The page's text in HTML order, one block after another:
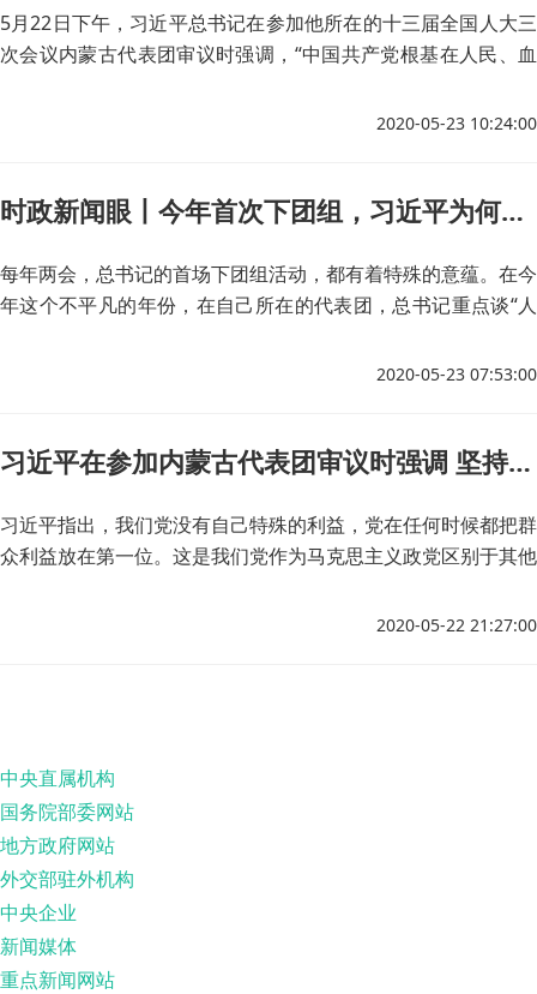
5月22日下午，习近平总书记在参加他所在的十三届全国人大三
次会议内蒙古代表团审议时强调，“中国共产党根基在人民、血
2020-05-23 10:24:00
时政新闻眼丨今年首次下团组，习近平为何重点谈这个话题
每年两会，总书记的首场下团组活动，都有着特殊的意蕴。在今
年这个不平凡的年份，在自己所在的代表团，总书记重点谈“人
心连心。面对挑战、面对使命，唯有心怀人民，方能不负人民。
2020-05-23 07:53:00
习近平在参加内蒙古代表团审议时强调 坚持人民至上 不断造福人民 把以人民为中心的发展思想落实到各项决策部署和实际工作之中
习近平指出，我们党没有自己特殊的利益，党在任何时候都把群
众利益放在第一位。这是我们党作为马克思主义政党区别于其他
2020-05-22 21:27:00
中央直属机构
国务院部委网站
地方政府网站
外交部驻外机构
中央企业
新闻媒体
重点新闻网站